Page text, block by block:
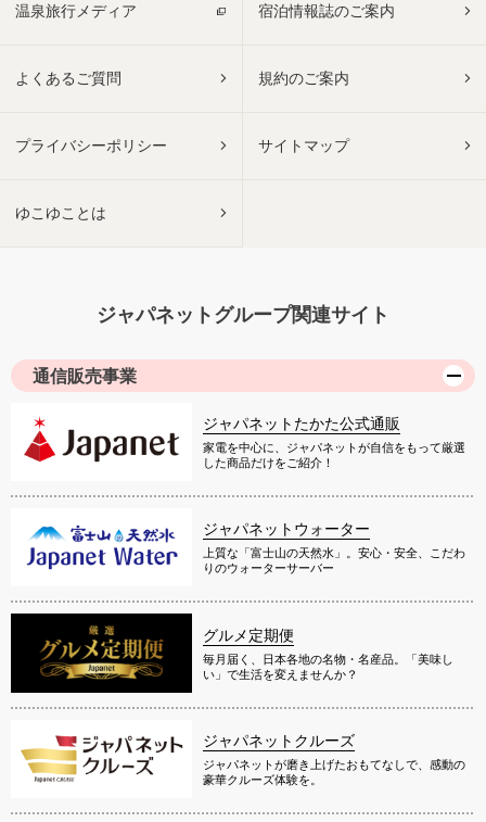
温泉旅行メディア 宿泊情報誌のご案内
よくあるご質問 規約のご案内
プライバシーポリシー サイトマップ
ゆこゆことは
ジャパネットグループ関連サイト
通信販売事業
ジャパネットたかた公式通販
家電を中心に、ジャパネットが自信をもって厳選
した商品だけをご紹介！
ジャパネットウォーター
上質な「富士山の天然水」。安心・安全、こだわ
りのウォーターサーバー
グルメ定期便
毎月届く、日本各地の名物・名産品。「美味し
い」で生活を変えませんか？
ジャパネットクルーズ
ジャパネットが磨き上げたおもてなしで、感動の
豪華クルーズ体験を。